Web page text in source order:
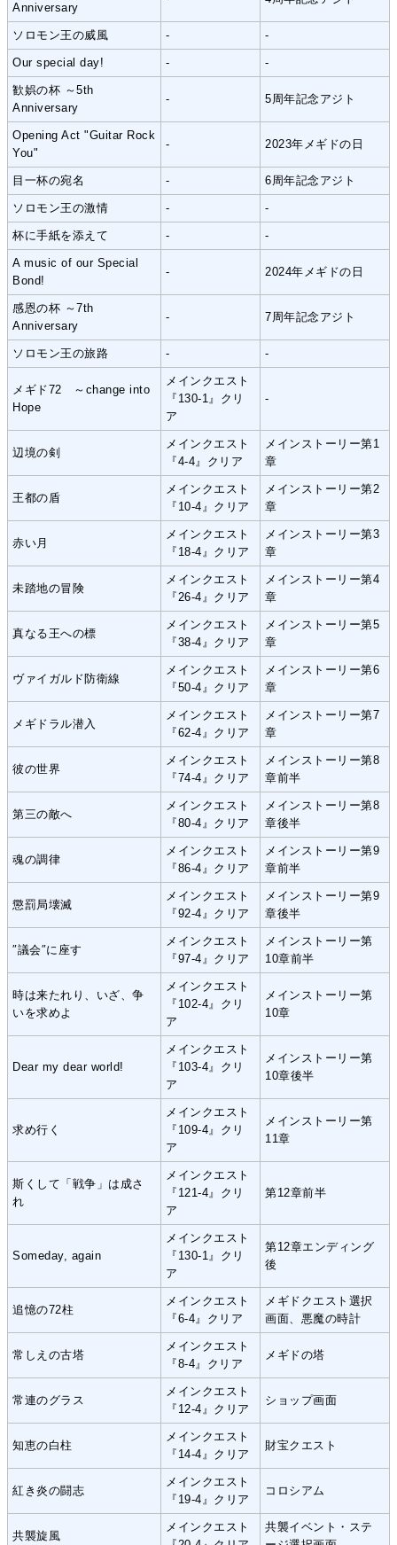
Anniversary
ソロモン王の威風 - -
Our special day! - -
歓娯の杯 ～5th
Anniversary
- 5周年記念アジト
Opening Act "Guitar Rock
You"
- 2023年メギドの日
目一杯の宛名 - 6周年記念アジト
ソロモン王の激情 - -
杯に手紙を添えて - -
A music of our Special
Bond!
- 2024年メギドの日
感恩の杯 ～7th
Anniversary
- 7周年記念アジト
ソロモン王の旅路 - -
メギド72 ～change into
Hope
メインクエスト
『130-1』クリ
ア
‐
辺境の剣
メインクエスト
『4-4』クリア
メインストーリー第1
章
王都の盾
メインクエスト
『10-4』クリア
メインストーリー第2
章
赤い月
メインクエスト
『18-4』クリア
メインストーリー第3
章
未踏地の冒険
メインクエスト
『26-4』クリア
メインストーリー第4
章
真なる王への標
メインクエスト
『38-4』クリア
メインストーリー第5
章
ヴァイガルド防衛線
メインクエスト
『50-4』クリア
メインストーリー第6
章
メギドラル潜入
メインクエスト
『62-4』クリア
メインストーリー第7
章
彼の世界
メインクエスト
『74-4』クリア
メインストーリー第8
章前半
第三の敵へ
メインクエスト
『80-4』クリア
メインストーリー第8
章後半
魂の調律
メインクエスト
『86-4』クリア
メインストーリー第9
章前半
懲罰局壊滅
メインクエスト
『92-4』クリア
メインストーリー第9
章後半
″議会″に座す
メインクエスト
『97-4』クリア
メインストーリー第
10章前半
時は来たれり、いざ、争
いを求めよ
メインクエスト
『102-4』クリ
ア
メインストーリー第
10章
Dear my dear world!
メインクエスト
『103-4』クリ
ア
メインストーリー第
10章後半
求め行く
メインクエスト
『109-4』クリ
ア
メインストーリー第
11章
斯くして「戦争」は成さ
れ
メインクエスト
『121-4』クリ
ア
第12章前半
Someday, again
メインクエスト
『130-1』クリ
ア
第12章エンディング
後
追憶の72柱
メインクエスト
『6-4』クリア
メギドクエスト選択
画面、悪魔の時計
常しえの古塔
メインクエスト
『8-4』クリア
メギドの塔
常連のグラス
メインクエスト
『12-4』クリア
ショップ画面
知恵の白柱
メインクエスト
『14-4』クリア
財宝クエスト
紅き炎の闘志
メインクエスト
『19-4』クリア
コロシアム
共襲旋風
メインクエスト
共襲イベント・ステ